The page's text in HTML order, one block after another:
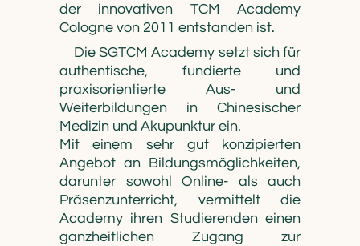
der innovativen TCM Academy
Cologne von 2011 entstanden ist.
Die SGTCM Academy setzt sich für
authentische, fundierte und
praxisorientierte Aus- und
Weiterbildungen in Chinesischer
Medizin und Akupunktur ein.
Mit einem sehr gut konzipierten
Angebot an Bildungsmöglichkeiten,
darunter sowohl Online- als auch
Präsenzunterricht, vermittelt die
Academy ihren Studierenden einen
ganzheitlichen Zugang zur